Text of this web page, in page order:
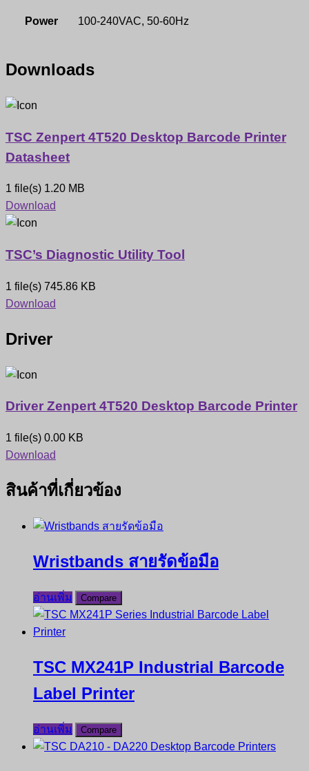
Power 100-240VAC, 50-60Hz
Downloads
TSC Zenpert 4T520 Desktop Barcode Printer
Datasheet
1 file(s) 1.20 MB
Download
TSC’s Diagnostic Utility Tool
1 file(s) 745.86 KB
Download
Driver
Driver Zenpert 4T520 Desktop Barcode Printer
1 file(s) 0.00 KB
Download
สินค้าที่เกี่ยวข้อง
Wristbands สายรัดข้อมือ
อ่านเพิ่ม Compare
TSC MX241P Industrial Barcode
Label Printer
อ่านเพิ่ม Compare